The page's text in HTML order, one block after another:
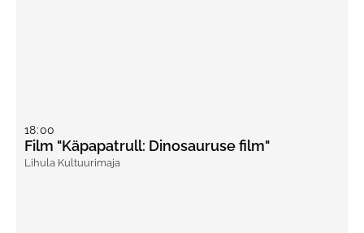
18:00
Film "Käpapatrull: Dinosauruse film"
Lihula Kultuurimaja